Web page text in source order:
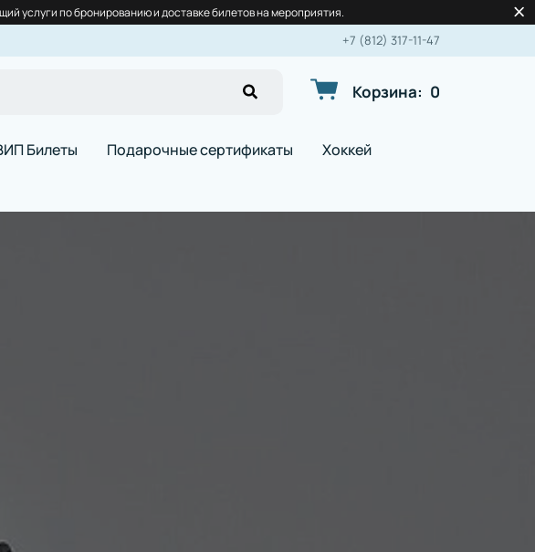
услуги по бронированию и доставке билетов на мероприятия.
+7 (812) 317-11-47
Корзина: 0
Билеты Подарочные сертификаты
Хоккей